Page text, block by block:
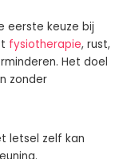
eerste keuze bij
fysiotherapie, rust,
Het doel
zonder
letsel zelf kan